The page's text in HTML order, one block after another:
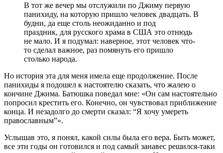
В тот же вечер мы отслужили по Джиму первую
панихиду, на которую пришло человек двадцать. В
будни, да еще столь неожиданно и под
праздник, для русского храма в США это отнюдь
не мало. И я подумал: наверное, этот человек что-
то сделал важное, раз помянуть его пришло
столько народа.
Но история эта для меня имела еще продолжение. После
панихиды я подошел к настоятелю сказать, что жалею о
кончине Джима. Батюшка поведал мне: «Он сам настоятельно
попросил крестить его. Конечно, он чувствовал приближение
конца. И незадолго до смерти сказал: “Я хочу умереть
православным”».
Услышав это, я понял, какой силы была его вера. Быть может,
все эти годы он готовился и под самый занавес решился-таки